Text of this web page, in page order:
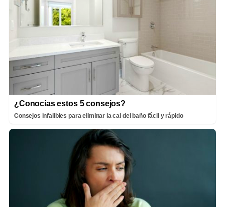
¿Conocías estos 5 consejos?
Consejos infalibles para eliminar la cal del baño fácil y rápido